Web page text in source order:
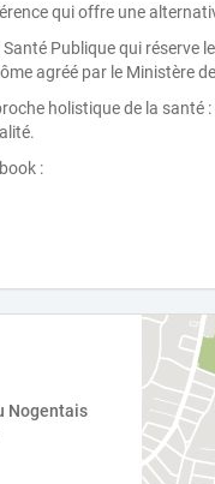
qui offre une
Santé Publique qui réserve
agréé par le Ministère
holistique de la santé
:
Nogentais